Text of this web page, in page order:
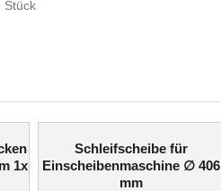
Stück
1x
Schleifscheibe für
Einscheibenmaschine ∅ 406
mm